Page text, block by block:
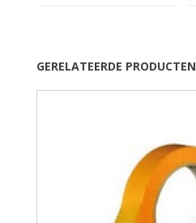
GERELATEERDE PRODUCTEN